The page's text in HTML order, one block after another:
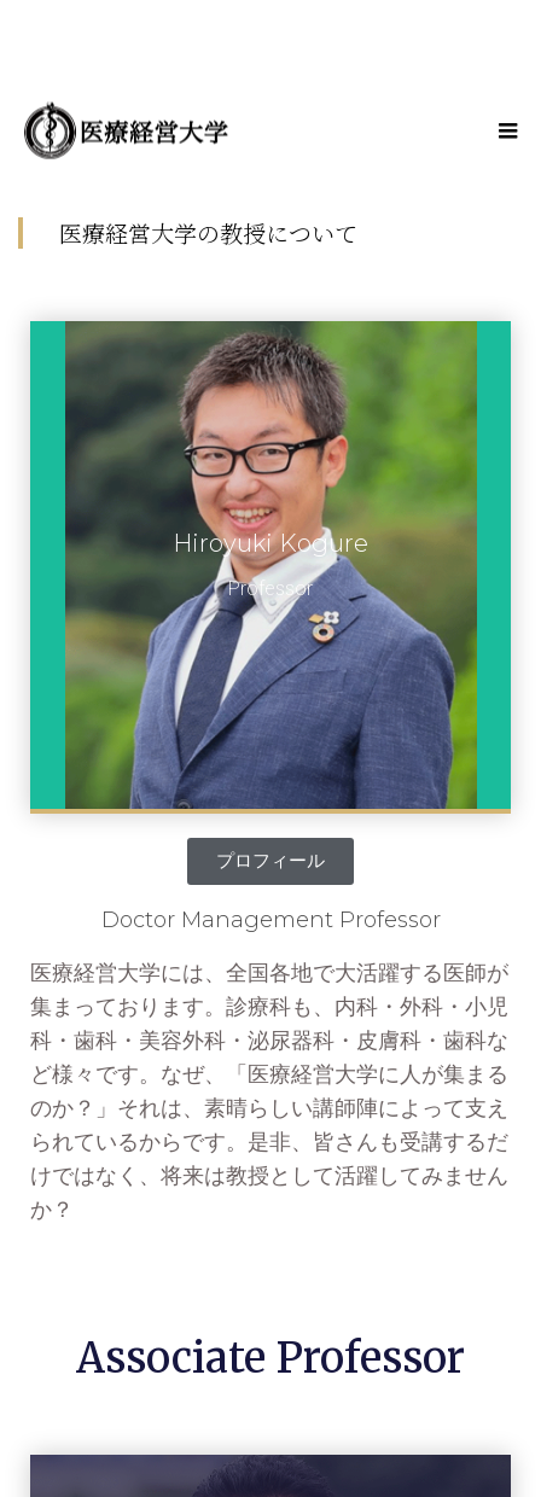
医療経営大学の教授について
Hiroyuki Kogure
Professor
小暮 裕之
学長
プロフィール
Doctor Management Professor
医療経営大学には、全国各地で大活躍する医師が
集まっております。診療科も、内科・外科・小児
科・歯科・美容外科・泌尿器科・皮膚科・歯科な
ど様々です。なぜ、「医療経営大学に人が集まる
のか？」それは、素晴らしい講師陣によって支え
られているからです。是非、皆さんも受講するだ
けではなく、将来は教授として活躍してみません
か？
Associate Professor